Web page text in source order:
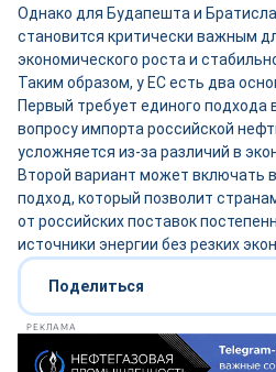
Однако для Будапешта и
становится критически важным
экономического роста и
Таким образом, у ЕС есть два
Первый требует единого подхода
вопросу импорта российской
усложняется из-за различий в
Второй вариант может включать
подход, который позволит
от российских поставок
источники энергии без резких
Поделиться
РЕКЛАМА